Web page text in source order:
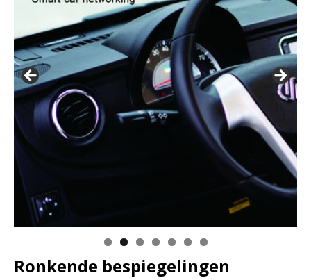
Klik hier voor meer informatie
Ronkende bespiegelingen